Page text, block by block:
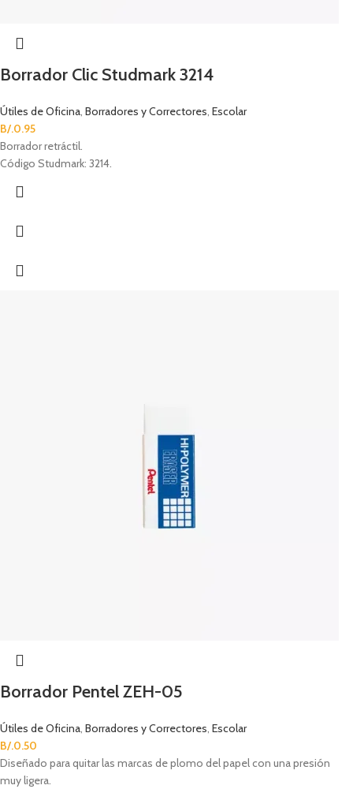
Borrador Clic Studmark 3214
Útiles de Oficina, Borradores y Correctores, Escolar
B/.0.95
Borrador retráctil.
Código Studmark: 3214.
Borrador Pentel ZEH-05
Útiles de Oficina, Borradores y Correctores, Escolar
B/.0.50
Diseñado para quitar las marcas de plomo del papel con una presión
muy ligera.